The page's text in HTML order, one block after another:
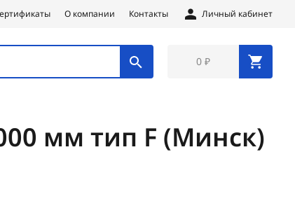
О компании Контакты Личный кабинет
0 ₽
мм тип F (Минск)